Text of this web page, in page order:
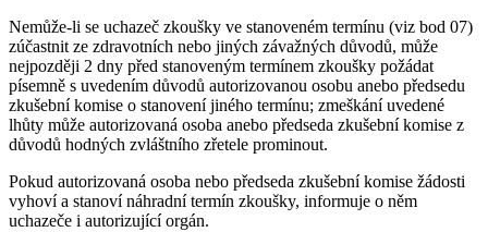
Nemůže-li se uchazeč zkoušky ve stanoveném termínu (viz bod 07)
zúčastnit ze zdravotních nebo jiných závažných důvodů, může
nejpozději 2 dny před stanoveným termínem zkoušky požádat
písemně s uvedením důvodů autorizovanou osobu anebo předsedu
zkušební komise o stanovení jiného termínu; zmeškání uvedené
lhůty může autorizovaná osoba anebo předseda zkušební komise z
důvodů hodných zvláštního zřetele prominout.
Pokud autorizovaná osoba nebo předseda zkušební komise žádosti
vyhoví a stanoví náhradní termín zkoušky, informuje o něm
uchazeče i autorizující orgán.